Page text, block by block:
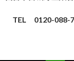
TEL 0120-088-